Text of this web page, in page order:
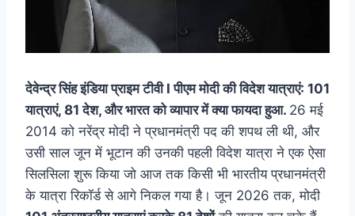
देवेन्द्र सिंह इंडिया प्राइम टीवी I पीएम मोदी की विदेश यात्राएं: 101
यात्राएं, 81 देश, और भारत को व्यापार में क्या फायदा हुआ. 26 मई
2014 को नरेंद्र मोदी ने प्रधानमंत्री पद की शपथ ली थी, और
उसी साल जून में भूटान की उनकी पहली विदेश यात्रा ने एक ऐसा
सिलसिला शुरू किया जो आज तक किसी भी भारतीय प्रधानमंत्री
के यात्रा रिकॉर्ड से आगे निकल गया है। जून 2026 तक, मोदी